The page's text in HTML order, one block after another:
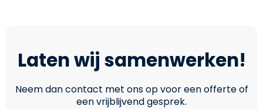
Laten wij samenwerken!
Neem dan contact met ons op voor een offerte of
een vrijblijvend gesprek.